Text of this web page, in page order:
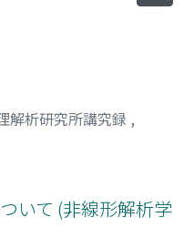
解析研究所講究録 ,
いて (非線形解析学